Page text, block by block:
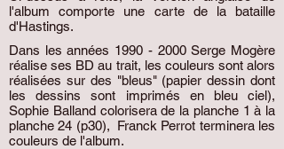
l'album comporte une carte de la bataille
d'Hastings.
Dans les années 1990 - 2000Serge Mogère
réalise ses BD au trait, les couleurs sont alors
réalisées sur des "bleus" (papier dessin dont
les dessins sont imprimés en bleu ciel),
Sophie Balland colorisera de la planche 1 à la
planche 24 (p30), Franck Perrot terminera les
couleurs de l'album.